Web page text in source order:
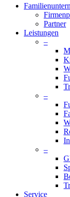
Close
Partner
Leistungen
–
–
–
Service